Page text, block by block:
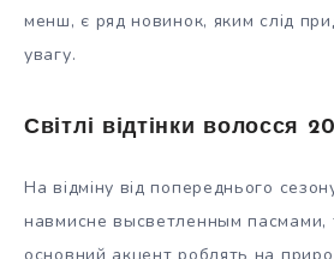
менш, є ряд новинок, яким слід
увагу.
Світлі відтінки волосся
На відміну від попереднього
навмисне высветленным пасмами,
основний акцент роблять на